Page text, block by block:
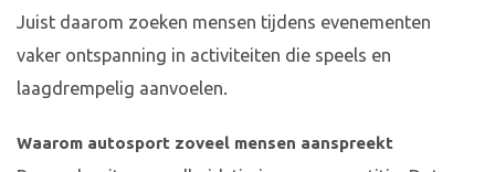
Juist daarom zoeken mensen tijdens evenementen
vaker ontspanning in activiteiten die speels en
laagdrempelig aanvoelen.
Waarom autosport zoveel mensen aanspreekt